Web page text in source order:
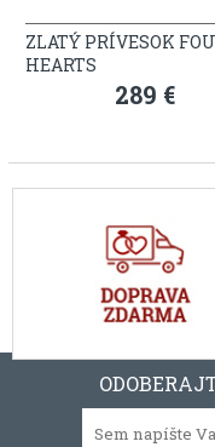
ZLATÝ PRÍVESOK
HEARTS
289 €